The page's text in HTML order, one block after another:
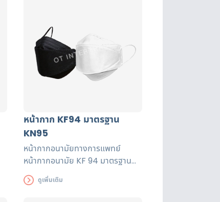
ระบบก้ามปู 4 ตัวล็อค
หน้ากาก KF94 มาตรฐาน
KN95
หน้ากากอนามัยทางการแพทย์
หน้ากากอนามัย KF 94 มาตรฐาน
KN95 น้ำหนักเบา ตัวหน้ากากไม่แนบ
ติดริมฝีปาก ทำให้หายใจได้สะดวกกว่า
ดูเพิ่มเติม